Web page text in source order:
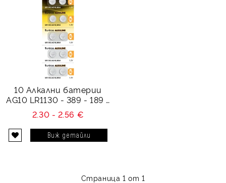
10 Алкални батерии
AG10 LR1130 - 389 - 189 -
1.55V Uniross
2.30 - 2.56 €
Виж детайли
Страница 1 от 1